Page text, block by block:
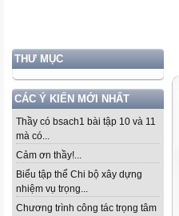
THƯ MỤC
CÁC Ý KIẾN MỚI NHẤT
Thầy có bsach1 bài tập 10 và 11
mà có...
Cảm ơn thầy!...
Biểu tập thể Chi bộ xây dựng
nhiệm vụ trọng...
Chương trình công tác trọng tâm